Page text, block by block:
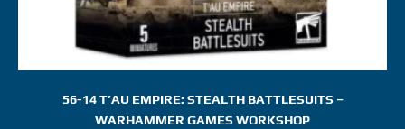
56-14 T’AU EMPIRE: STEALTH BATTLESUITS –
WARHAMMER GAMES WORKSHOP